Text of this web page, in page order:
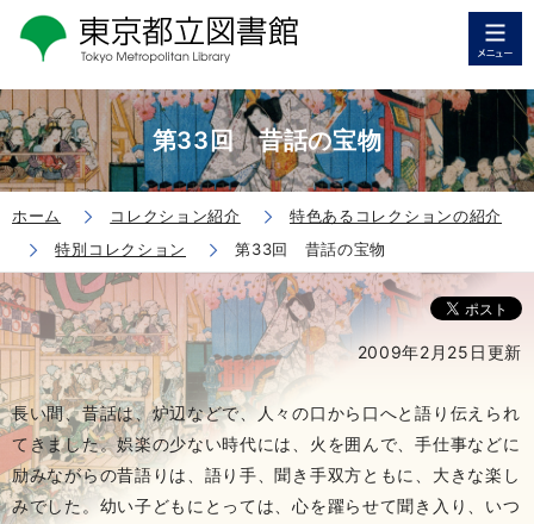
第33回 昔話の宝物
ホーム コレクション紹介
特色あるコレクションの紹介
特別コレクション
第33回 昔話の宝物
2009年2月25日更新
長い間、昔話は、炉辺などで、人々の口から口へと語り伝えられ
てきました。娯楽の少ない時代には、火を囲んで、手仕事などに
励みながらの昔語りは、語り手、聞き手双方ともに、大きな楽し
みでした。幼い子どもにとっては、心を躍らせて聞き入り、いつ